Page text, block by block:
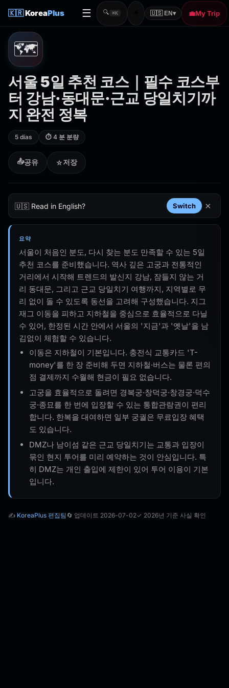
🇰🇷KoreaPlus ☰ 🔍 ⌘K 🇺🇸 EN▾ 💼My Trip
🗺️
서울 5일 추천 코스｜필수 코스부
터 강남·동대문·근교 당일치기까
지 완전 정복
5 días ⏱ 4 분 분량
📤공유 ☆저장
🇺🇸 Read in English? Switch ×
요약
서울이 처음인 분도, 다시 찾는 분도 만족할 수 있는 5일
추천 코스를 준비했습니다. 역사 깊은 고궁과 전통적인
거리에서 시작해 트렌드의 발신지 강남, 잠들지 않는 거
리 동대문, 그리고 근교 당일치기 여행까지, 지역별로 무
리 없이 돌 수 있도록 동선을 고려해 구성했습니다. 지그
재그 이동을 피하고 지하철을 중심으로 효율적으로 다닐
수 있어, 한정된 시간 안에서 서울의 '지금'과 '옛날'을 남
김없이 체험할 수 있습니다.
이동은 지하철이 기본입니다. 충전식 교통카드 'T-
money'를 한 장 준비해 두면 지하철·버스는 물론 편의
점 결제까지 수월해 현금이 필요 없습니다.
고궁을 효율적으로 돌려면 경복궁·창덕궁·창경궁·덕수
궁·종묘를 한 번에 입장할 수 있는 통합관람권이 편리
합니다. 한복을 대여하면 일부 궁궐은 무료입장 혜택
도 있습니다.
DMZ나 남이섬 같은 근교 당일치기는 교통과 입장이
묶인 현지 투어를 미리 예약하는 것이 안심입니다. 특
히 DMZ는 개인 출입에 제한이 있어 투어 이용이 기본
입니다.
✍️ KoreaPlus 편집팀🔄 업데이트 2026-07-02✓ 2026년 기준 사실 확인